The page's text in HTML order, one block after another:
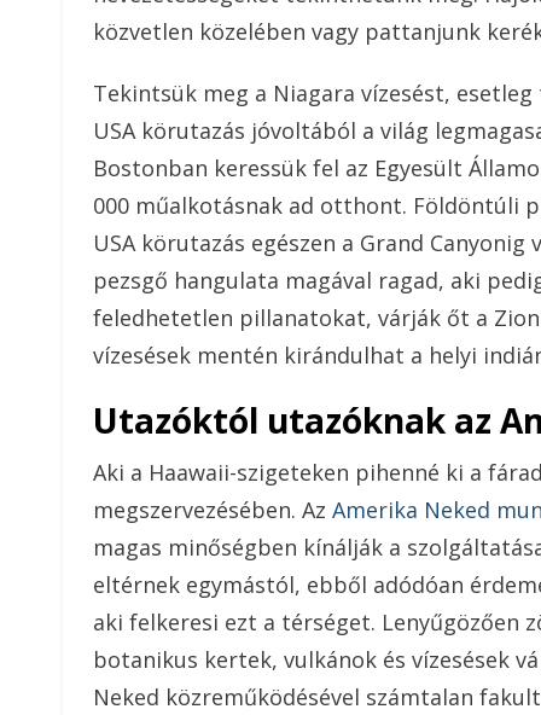
közvetlen közelében vagy pattanjunk
Tekintsük meg a Niagara vízesést,
USA körutazás jóvoltából a világ
Bostonban keressük fel az Egyesült
000 műalkotásnak ad otthont. Földöntúli
USA körutazás egészen a Grand
pezsgő hangulata magával ragad, aki
feledhetetlen pillanatokat, várják őt a
vízesések mentén kirándulhat a helyi
Utazóktól utazóknak az
Aki a Haawaii-szigeteken pihenné ki a
megszervezésében. Az Amerika Neked
magas minőségben kínálják a
eltérnek egymástól, ebből adódóan
aki felkeresi ezt a térséget. Lenyűgözően
botanikus kertek, vulkánok és vízesések
Neked közreműködésével számtalan